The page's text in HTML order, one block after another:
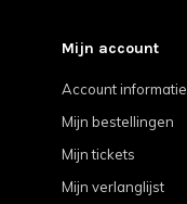
Mijn account
Account informatie
Mijn bestellingen
Mijn tickets
Mijn verlanglijst